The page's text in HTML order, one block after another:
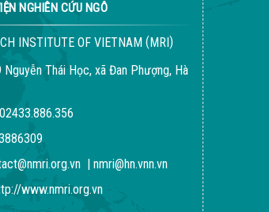
NGHIÊN CỨU NGÔ
INSTITUTE OF VIETNAM (MRI)
Nguyễn Thái Học, xã Đan Phượng, Hà
02433.886.356
nmri@hn.vnn.vn
www.nmri.org.vn